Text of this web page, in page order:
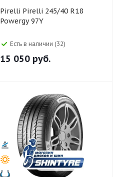
Pirelli Pirelli 245/40 R18
Powergy 97Y
Есть в наличии (32)
15 050 руб.